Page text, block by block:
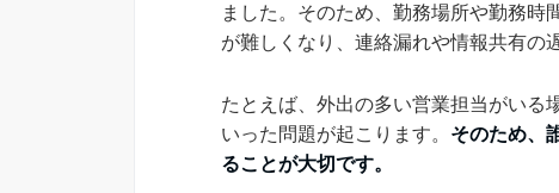
ました。そのため、勤務場所や勤務時
が難しくなり、連絡漏れや情報共有の
たとえば、外出の多い営業担当がいる
いった問題が起こります。 そのため、
ることが大切です。